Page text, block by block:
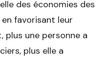
des économies des
favorisant leur
plus une personne a
plus elle a